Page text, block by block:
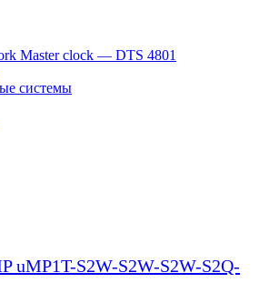
Master clock — DTS 4801
системы
uMP1T-S2W-S2W-S2W-S2Q-